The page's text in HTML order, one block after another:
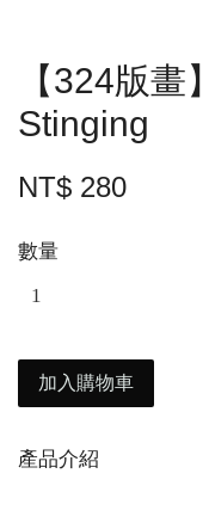
【324版畫
Stinging
NT$ 280
數量
加入購物車
產品介紹